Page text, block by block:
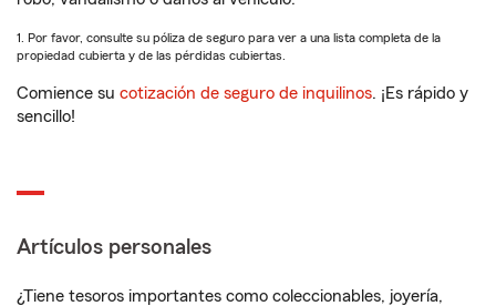
1. Por favor, consulte su póliza de seguro para ver a una lista completa de la
propiedad cubierta y de las pérdidas cubiertas.
Comience su cotización de seguro de inquilinos. ¡Es rápido y
sencillo!
Artículos personales
¿Tiene tesoros importantes como coleccionables, joyería,